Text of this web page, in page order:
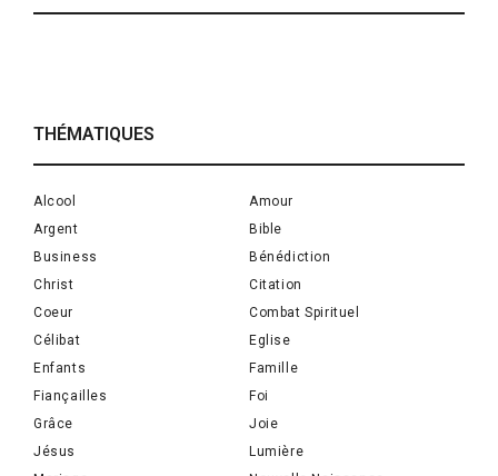
THÉMATIQUES
Alcool
Amour
Argent
Bible
Business
Bénédiction
Christ
Citation
Coeur
Combat Spirituel
Célibat
Eglise
Enfants
Famille
Fiançailles
Foi
Grâce
Joie
Jésus
Lumière